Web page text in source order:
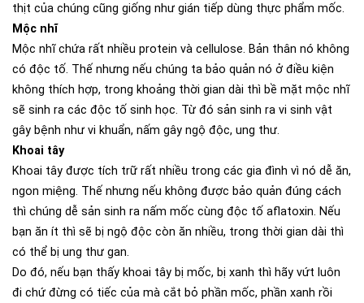
thịt của chúng cũng giống như gián tiếp dùng thực phẩm mốc.
Mộc nhĩ
Mộc nhĩ chứa rất nhiều protein và cellulose. Bản thân nó không
có độc tố. Thế nhưng nếu chúng ta bảo quản nó ở điều kiện
không thích hợp, trong khoảng thời gian dài thì bề mặt mộc nhĩ
sẽ sinh ra các độc tố sinh học. Từ đó sản sinh ra vi sinh vật
gây bệnh như vi khuẩn, nấm gây ngộ độc, ung thư.
Khoai tây
Khoai tây được tích trữ rất nhiều trong các gia đình vì nó dễ ăn,
ngon miệng. Thế nhưng nếu không được bảo quản đúng cách
thì chúng dễ sản sinh ra nấm mốc cùng độc tố aflatoxin. Nếu
bạn ăn ít thì sẽ bị ngộ độc còn ăn nhiều, trong thời gian dài thì
có thể bị ung thư gan.
Do đó, nếu bạn thấy khoai tây bị mốc, bị xanh thì hãy vứt luôn
đi chứ đừng có tiếc của mà cắt bỏ phần mốc, phần xanh rồi